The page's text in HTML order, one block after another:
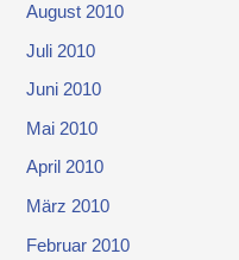
August 2010
Juli 2010
Juni 2010
Mai 2010
April 2010
März 2010
Februar 2010